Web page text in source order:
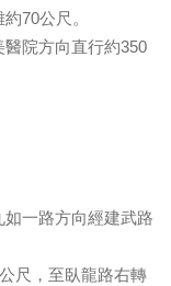
70公尺。
院方向直行約350
一路方向經建武路
尺，至臥龍路右轉